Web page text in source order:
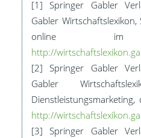
[1] Springer Gabler
Gabler
online im
http://
[2] Springer Gabler
Gabler
http://
[3] Springer Gabler